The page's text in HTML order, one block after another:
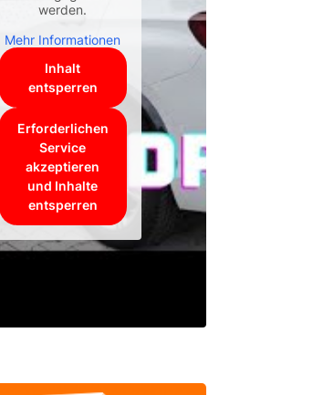
werden.
Mehr Informationen
Inhalt
entsperren
Erforderlichen
Service
akzeptieren
und Inhalte
entsperren